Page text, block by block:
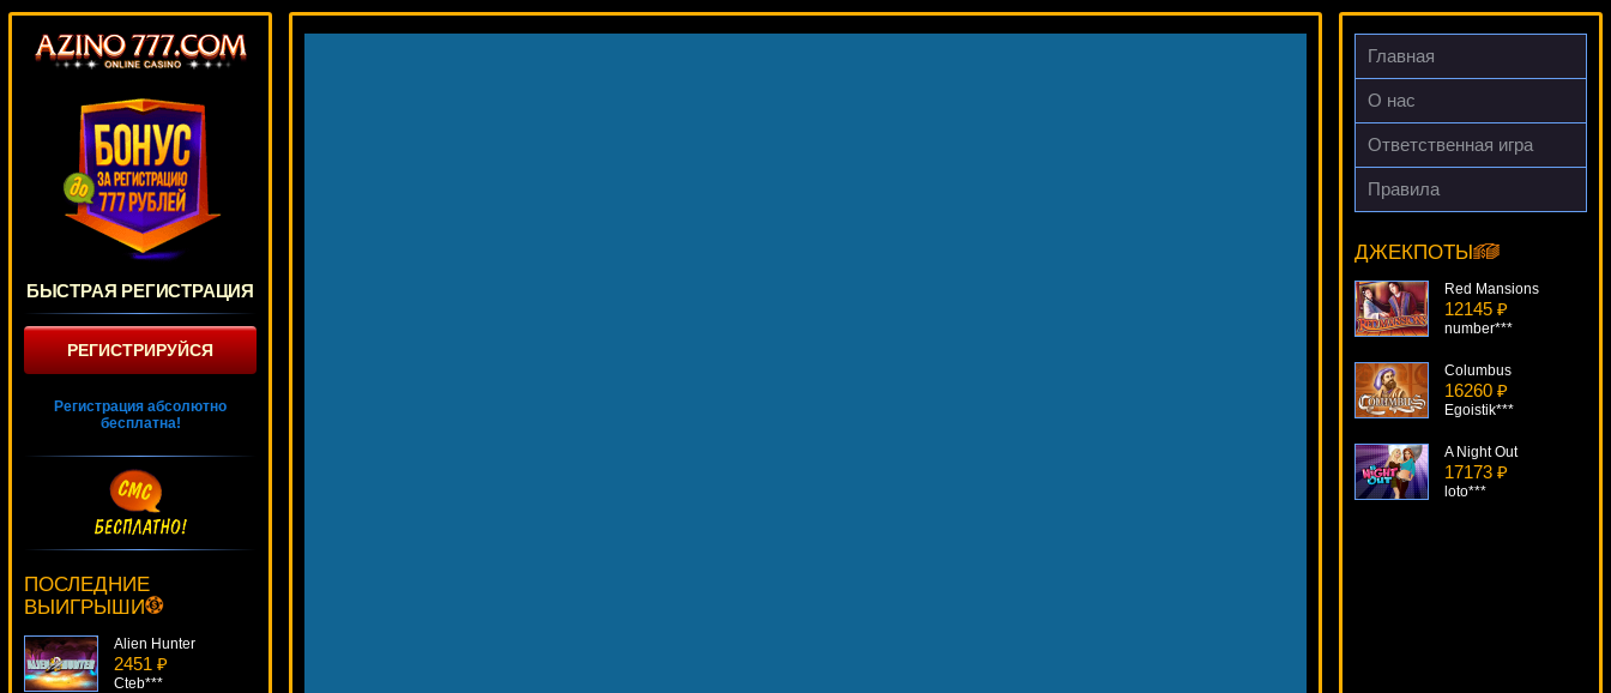
БЫСТРАЯ РЕГИСТРАЦИЯ
РЕГИСТРИРУЙСЯ
Регистрация абсолютно
бесплатна!
ПОСЛЕДНИЕ
ВЫИГРЫШИ
4355 ₽
ivan-lev***
Alien Hunter
2451 ₽
Cteb***
Главная
О нас
Ответственная игра
Правила
ДЖЕКПОТЫ
Galacticons
Cteb***
Red Mansions
12145 ₽
number***
Columbus
16260 ₽
Egoistik***
A Night Out
17173 ₽
loto***